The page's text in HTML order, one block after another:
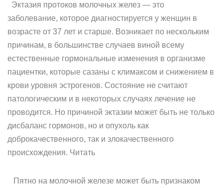
Эктазия протоков молочных желез — это
заболевание, которое диагностируется у женщин в
возрасте от 37 лет и старше. Возникает по нескольким
причинам, в большинстве случаев виной всему
естественные гормональные изменения в организме
пациентки, которые сазаны с климаксом и снижением в
крови уровня эстрогенов. Состояние не считают
патологическим и в некоторых случаях лечение не
проводится. Но причиной эктазии может быть не только
дисбаланс гормонов, но и опухоль как
доброкачественного, так и злокачественного
происхождения. Читать
Пятно на молочной железе может быть признаком